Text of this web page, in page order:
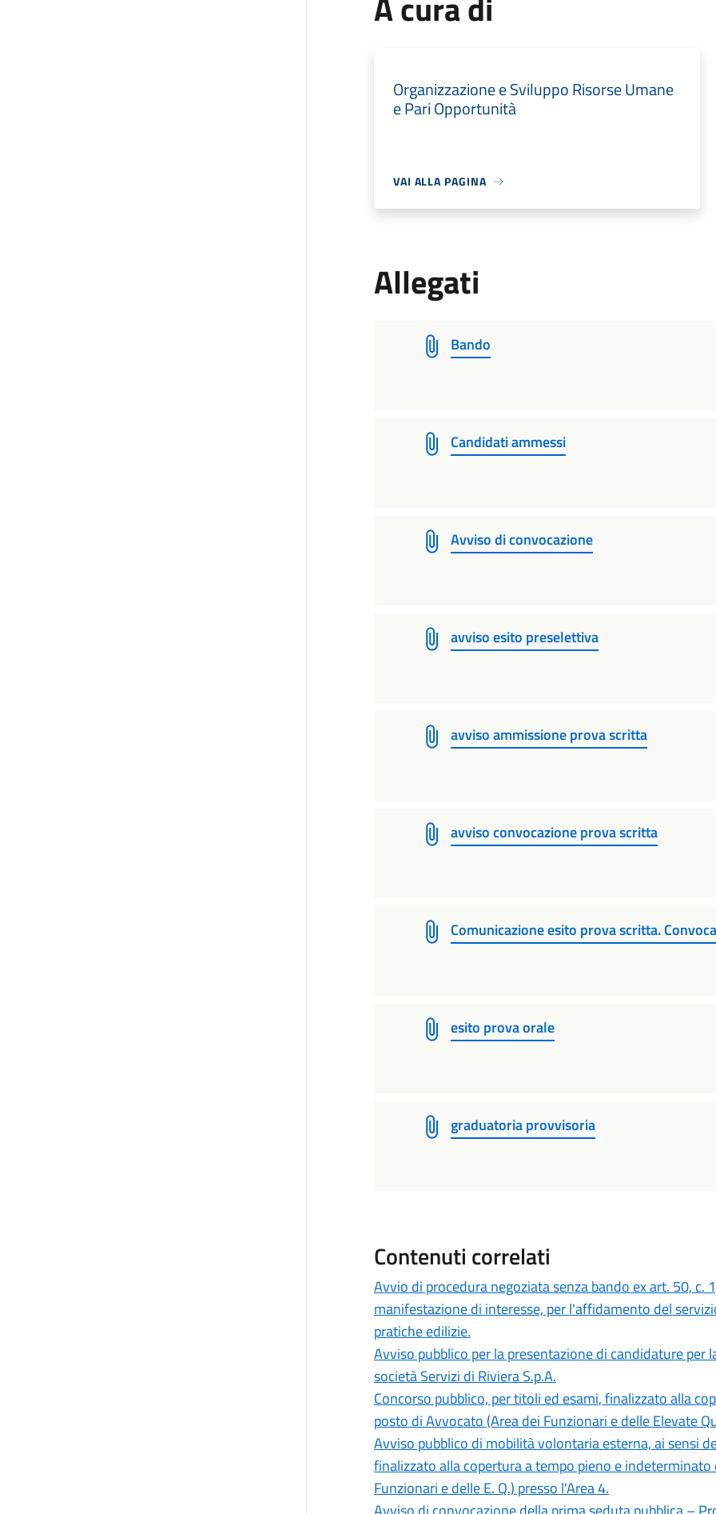
Organizzazione e Sviluppo Risorse Umane
e Pari Opportunità
VAI ALLA PAGINA
Allegati
Bando
Candidati ammessi
Avviso di convocazione
avviso esito preselettiva
avviso ammissione prova scritta
avviso convocazione prova scritta
Comunicazione esito prova scritta.
esito prova orale
graduatoria provvisoria
Contenuti correlati
Avvio di procedura negoziata senza bando ex art. 50,
manifestazione di interesse, per l'affidamento del
pratiche edilizie.
Avviso pubblico per la presentazione di candidature
società Servizi di Riviera S.p.A.
Concorso pubblico, per titoli ed esami, finalizzato alla
posto di Avvocato (Area dei Funzionari e delle Elevate
Avviso pubblico di mobilità volontaria esterna, ai sensi
finalizzato alla copertura a tempo pieno e
Funzionari e delle E. Q.) presso l'Area 4.